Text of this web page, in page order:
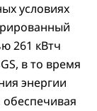
условиях
261 кВтч
в то время
энергии
обеспечивая